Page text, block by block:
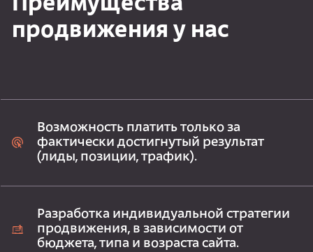
Преимущества
продвижения у нас
Возможность платить только за
фактически достигнутый результат
(лиды, позиции, трафик).
Разработка индивидуальной стратегии
продвижения, в зависимости от
бюджета, типа и возраста сайта.